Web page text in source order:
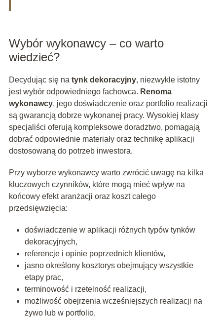
Wybór wykonawcy – co warto
wiedzieć?
Decydując się na tynk dekoracyjny, niezwykle istotny
jest wybór odpowiedniego fachowca. Renoma
wykonawcy, jego doświadczenie oraz portfolio realizacji
są gwarancją dobrze wykonanej pracy. Wysokiej klasy
specjaliści oferują kompleksowe doradztwo, pomagają
dobrać odpowiednie materiały oraz technikę aplikacji
dostosowaną do potrzeb inwestora.
Przy wyborze wykonawcy warto zwrócić uwagę na kilka
kluczowych czynników, które mogą mieć wpływ na
końcowy efekt aranżacji oraz koszt całego
przedsięwzięcia:
doświadczenie w aplikacji różnych typów tynków
dekoracyjnych,
referencje i opinie poprzednich klientów,
jasno określony kosztorys obejmujący wszystkie
etapy prac,
terminowość i rzetelność realizacji,
możliwość obejrzenia wcześniejszych realizacji na
żywo lub w portfolio,